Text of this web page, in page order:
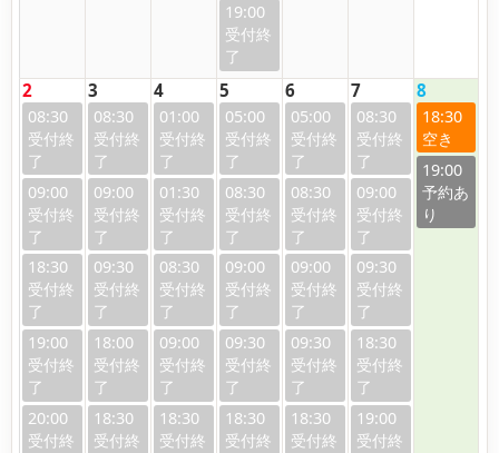
19:00
2
08:30
09:00
18:30
19:00
20:00
3
08:30
09:00
09:30
18:00
18:30
4
01:00
01:30
08:30
09:00
18:30
5
05:00
08:30
09:00
09:30
18:30
6
05:00
08:30
09:00
09:30
18:30
7
08:30
09:00
09:30
18:30
19:00
8
18:30
19:00